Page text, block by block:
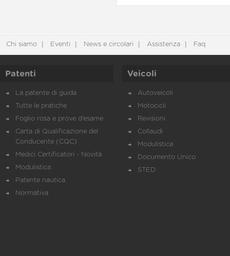
Chi siamo Eventi News e circolari Assistenza Faq
Patenti
La patente di guida
Tutte le pratiche
Foglio rosa e prove d’esame
Carta di Qualificazione del
Conducente (CQC)
Medici Certificatori - Novità
Modulistica
Patente nautica
Normativa
Veicoli
Autoveicoli
Motocicli
Revisioni
Collaudi
Modulistica
Documento Unico
STED